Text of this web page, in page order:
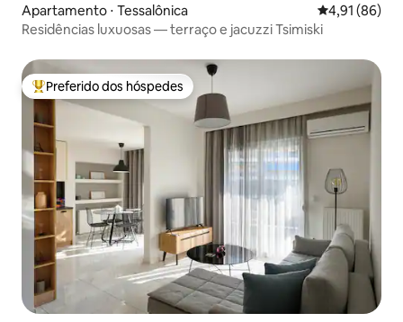
Apartamento ⋅ Tessalônica 4,91 de uma
4,91 (86)
Residências luxuosas — terraço e jacuzzi Tsimiski
Entre os melhores preferidos dos hóspedes
Preferido dos hóspedes